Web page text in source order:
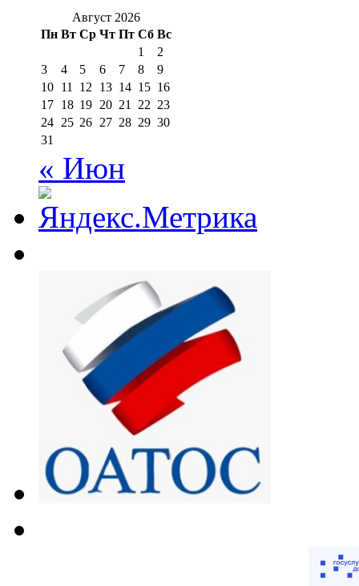
Август 2026
Пн Вт Ср Чт Пт Сб Вс
1
2
3
4 5 6 7 8
9
10 11 12 13 14 15 16
17 18 19 20 21 22 23
24 25 26 27 28 29 30
31
« Июн